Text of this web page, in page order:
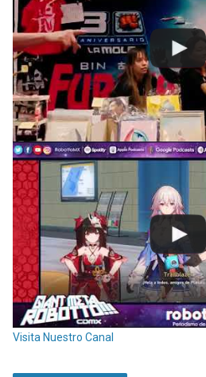
Visita Nuestro Canal